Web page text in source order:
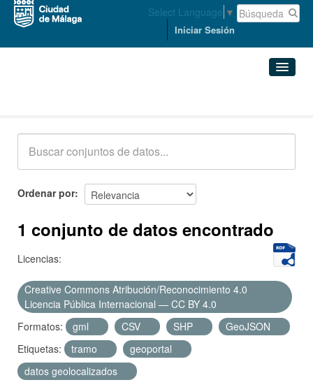
Select Language ▼
Iniciar Sesión
Acerca de
Ordenar por
1 conjunto de datos encontrado
Licencias:
Creative Commons Atribución/Reconocimiento 4.0
Licencia Pública Internacional — CC BY 4.0
Formatos:
gml CSV SHP
GeoJSON
Etiquetas:
tramo
geoportal
datos geolocalizados